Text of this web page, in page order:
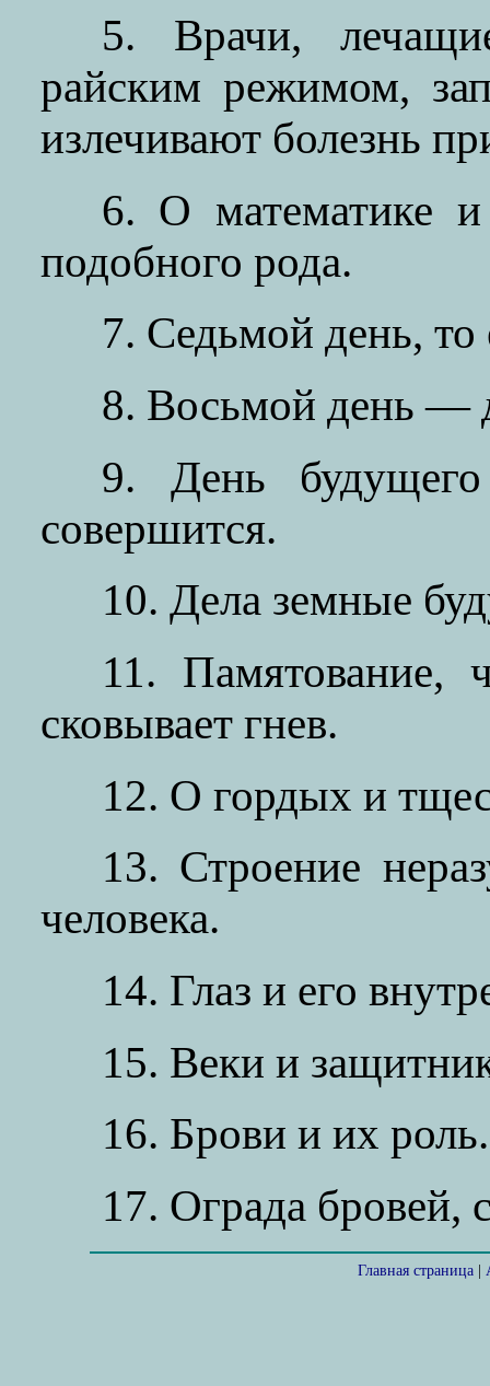
5. Врачи,
райским режимом,
излечивают болезнь
6. О математике и
подобного рода.
7. Седьмой день, то
8. Восьмой день —
9. День
совершится.
10. Дела земные
11.
сковывает гнев.
12. О гордых и
13. Строение
человека.
14. Глаз и его
15. Веки и
16. Брови и их роль.
17. Ограда бровей,
Главная страница|